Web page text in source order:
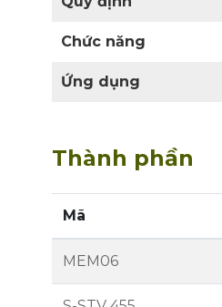
Chức năng
Ứng dụng
Thành phần
Mã
MEM06